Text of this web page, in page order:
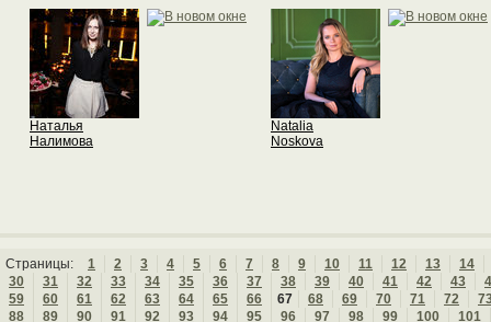
Наталья
Налимова
Natalia
Noskova
Страницы: 1 2 3 4 5 6 7 8 9 10 11 12 13
14
30
31 32 33 34 35 36 37 38 39 40 41 42 43
59
60 61 62 63 64 65 66 67 68 69 70 71 72
88
89 90 91 92 93 94 95 96 97 98 99 100
101